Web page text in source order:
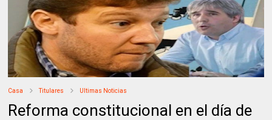
Casa Titulares Ultimas Noticias
Reforma constitucional en el día de